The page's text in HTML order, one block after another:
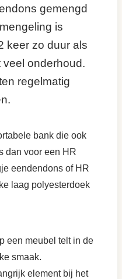
gemengd
is
keer zo duur als
onderhoud.
regelmatig
bank die ook
dan voor een HR
eendendons of HR
laag polyesterdoek
een meubel telt in de
smaak.
element bij het